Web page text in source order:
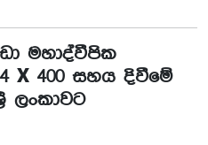
මහාද්වීපික
X 400 සහය දිවීමේ
ලංකාවට